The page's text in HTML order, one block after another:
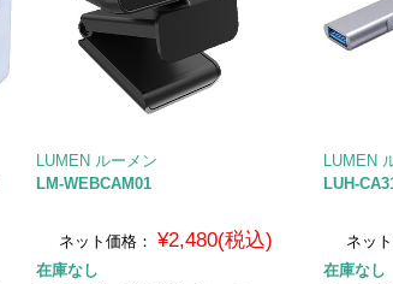
LUMEN ルーメン
LM-WEBCAM01
ネット価格： ¥2,480(税込)
在庫なし
LUMEN
LUH-
ネッ
在庫なし